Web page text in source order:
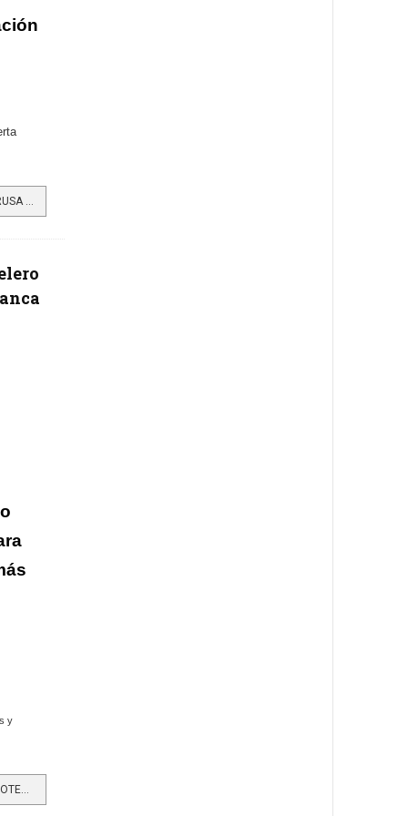
LEER MÁS…LA NUEVA MONTAÑA RUSA ACUÁTICA DEL CENTRO DE VACACIONES CAFAM MELGAR FORTALECE LA OFERTA RECREATIVA
y
LEER MÁS…EL PRIMER SERVICIO HOTELERO DENTRO DE UNA ZONA FRANCA EN COLOMBIA SE SIGUE CONSOLIDANDO CON EL...